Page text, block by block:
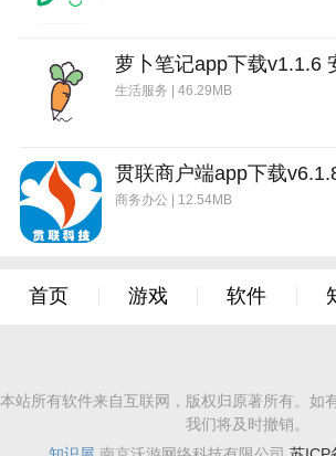
生活服务 | 46.29MB
商务办公 | 12.54MB
首页 游戏 软件
本站所有软件来自互联网，版权归原著所有。如
我们将及时撤销。